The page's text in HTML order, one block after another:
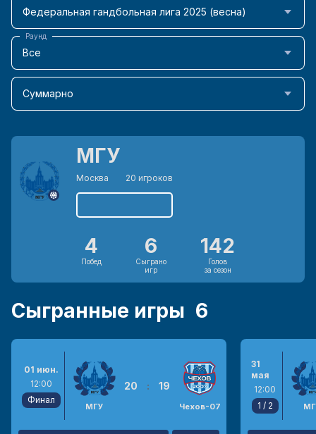
Федеральная гандбольная лига 2025 (весна)
Все
Раунд
Суммарно
МГУ
Москва 20 игроков
4
Побед
6
Сыграно
игр
142
Голов
за сезон
Сыгранные игры 6
01 июн.
12:00
Финал
МГУ
20 : 19
Чехов-07
31
мая
12:00
1 / 2